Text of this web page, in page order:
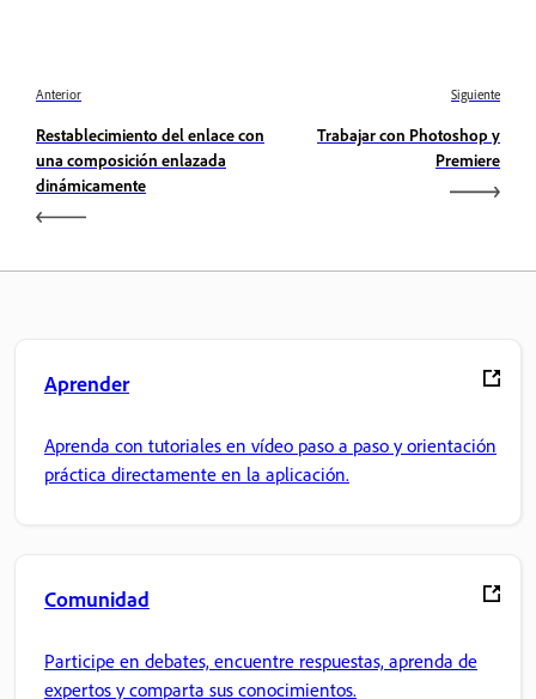
Anterior
Restablecimiento del enlace con
una composición enlazada
dinámicamente
Siguiente
Trabajar con Photoshop y
Premiere
Aprender
Aprenda con tutoriales en vídeo paso a paso y orientación
práctica directamente en la aplicación.
Comunidad
Participe en debates, encuentre respuestas, aprenda de
expertos y comparta sus conocimientos.